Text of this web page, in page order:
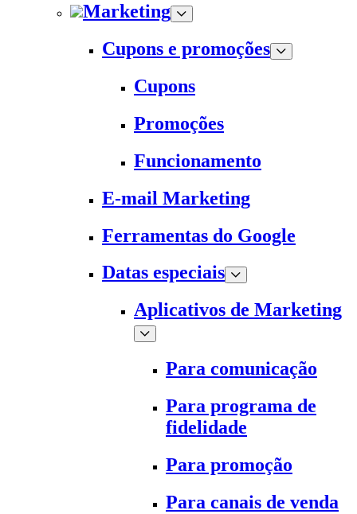
Marketing
Cupons e promoções
Cupons
Promoções
Funcionamento
E-mail Marketing
Ferramentas do Google
Datas especiais
Aplicativos de Marketing
Para comunicação
Para programa de
fidelidade
Para promoção
Para canais de venda